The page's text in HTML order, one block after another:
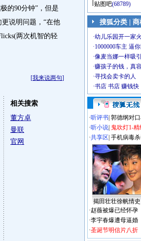
的90分钟”，但是
说明问题，“在他
两次机智的轻
[我来说两句]
相关搜索
董方卓
曼联
官网
贴图吧(68789)
搜狐分类 商
·听评书 郭德纲对
·听小说 鬼吹灯1-
·共享区 手机病毒
揭田壮壮徐帆情史
·赵薇被爆已经怀孕
·李宇春爆遭母逼婚
·圣诞节明信片八折